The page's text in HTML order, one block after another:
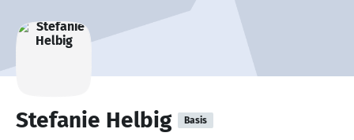
Stefanie Helbig Basis